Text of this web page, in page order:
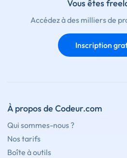
Vous êtes
Accédez à des milliers de
Inscription
À propos de Codeur.com
Qui sommes-nous ?
Nos tarifs
Boîte à outils